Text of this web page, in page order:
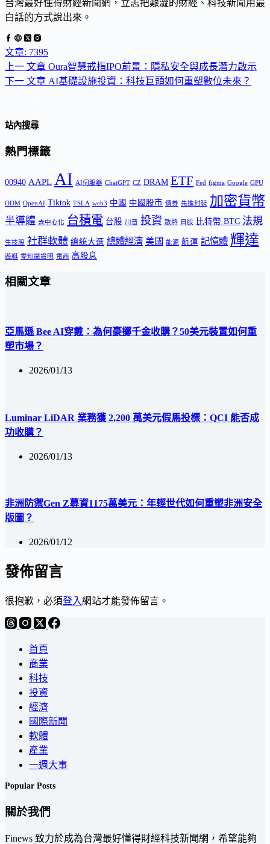
台灣最好懂得財經新聞網，立志把艱澀的財經、科技新聞用最
白話的方式說出來。
文章: 7395
上一 文章 Oura智慧戒指IPO前景：隱私安全與成長潛力啟示
下一 文章 AI基礎設施投資：科技巨頭如何重塑數位未來？
站內搜尋
熱門標籤
00940 AAPL AI AI伺服器 ChatGPT CZ DRAM ETF Fed figma Google GPU
ODM OpenAI Tiktok TSLA web3 中國 中國股市 債券 先進封裝 加密貨幣
半導體 去中心化 台積電 台股 川普 投資 散熱 日股 比特幣 BTC 法規
生技股 社群軟體 總統大選 總體經濟 美國 能源 航運 記憶體 輝達
遊艇 零知識證明 電商 高股息
相關文章
亞馬遜 Bee AI穿戴：為何豪擲千金收購？50美元裝置如何重
塑市場？
2026/01/13
Luminar LiDAR 業務獲 2,200 萬美元假馬投標：QCI 能否成
功收購？
2026/01/13
非洲防禦Gen Z募資1175萬美元：年輕世代如何重塑非洲安全
版圖？
2026/01/12
發佈留言
很抱歉，必須登入網站才能發佈留言。
首頁
商業
科技
投資
經濟
國際新聞
軟體
產業
一週大事
Popular Posts
關於我們
Finews 致力於成為台灣最好懂得財經科技新聞網，希望能夠